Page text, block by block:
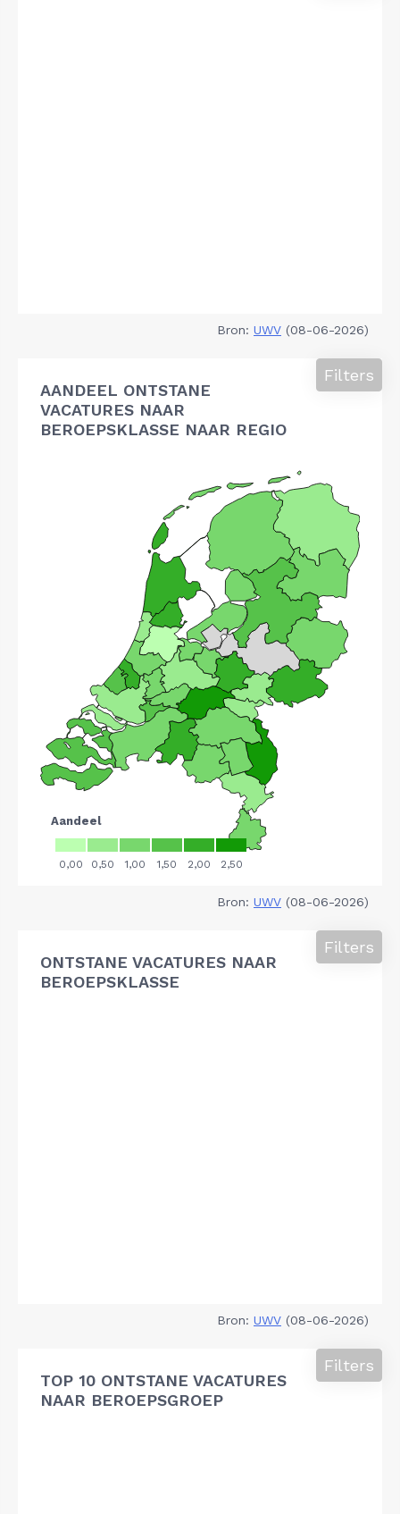
Bron: UWV (08-06-2026)
AANDEEL ONTSTANE
VACATURES NAAR
BEROEPSKLASSE NAAR REGIO
Filters
Bron: UWV (08-06-2026)
ONTSTANE VACATURES NAAR
BEROEPSKLASSE
Filters
Bron: UWV (08-06-2026)
TOP 10 ONTSTANE VACATURES
NAAR BEROEPSGROEP
Filters